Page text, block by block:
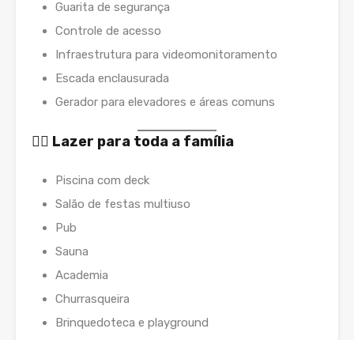
Guarita de segurança
Controle de acesso
Infraestrutura para videomonitoramento
Escada enclausurada
Gerador para elevadores e áreas comuns
🏊‍♀️ Lazer para toda a família
Piscina com deck
Salão de festas multiuso
Pub
Sauna
Academia
Churrasqueira
Brinquedoteca e playground